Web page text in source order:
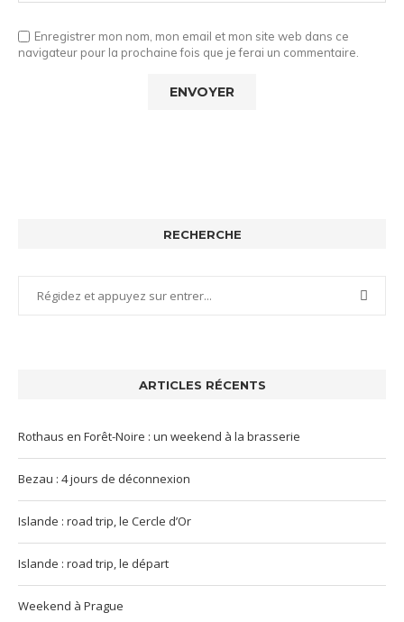
Enregistrer mon nom, mon email et mon site web dans ce
navigateur pour la prochaine fois que je ferai un commentaire.
RECHERCHE
ARTICLES RÉCENTS
Rothaus en Forêt-Noire : un weekend à la brasserie
Bezau : 4 jours de déconnexion
Islande : road trip, le Cercle d’Or
Islande : road trip, le départ
Weekend à Prague